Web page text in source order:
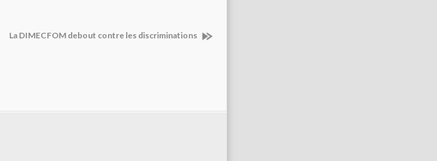
La DIMECFOM debout contre les discriminations